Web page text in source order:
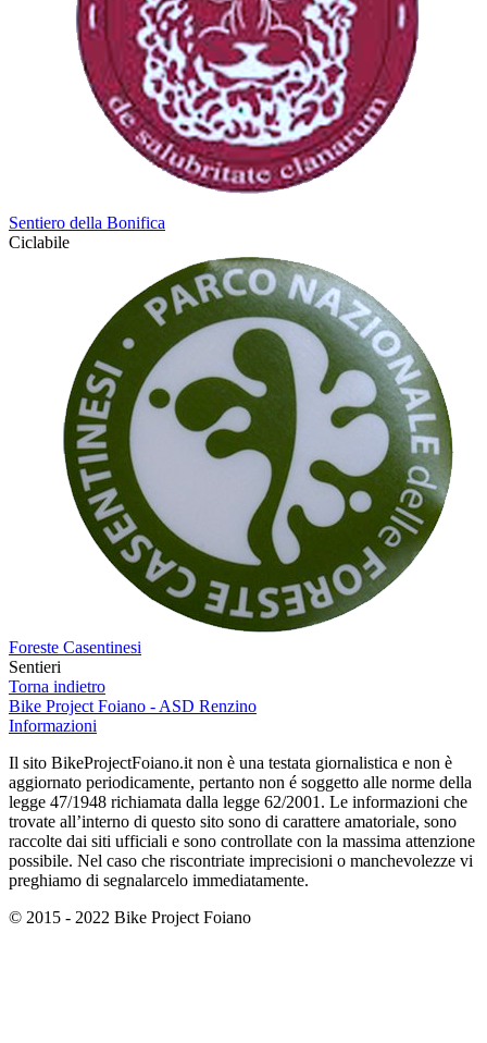
Sentiero della Bonifica
Ciclabile
Foreste Casentinesi
Sentieri
Torna indietro
Bike Project Foiano - ASD Renzino
Informazioni
Il sito BikeProjectFoiano.it non è una testata giornalistica e non è
aggiornato periodicamente, pertanto non é soggetto alle norme della
legge 47/1948 richiamata dalla legge 62/2001. Le informazioni che
trovate all’interno di questo sito sono di carattere amatoriale, sono
raccolte dai siti ufficiali e sono controllate con la massima attenzione
possibile. Nel caso che riscontriate imprecisioni o manchevolezze vi
preghiamo di segnalarcelo immediatamente.
© 2015 - 2022 Bike Project Foiano